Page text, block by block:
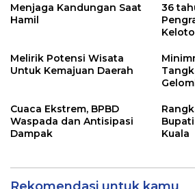
Menjaga Kandungan Saat
Hamil
36
Melirik Potensi Wisata
Untuk Kemajuan Daerah
Cuaca Ekstrem, BPBD
Waspada dan Antisipasi
Dampak
Kuala
Rekomendasi untuk kamu